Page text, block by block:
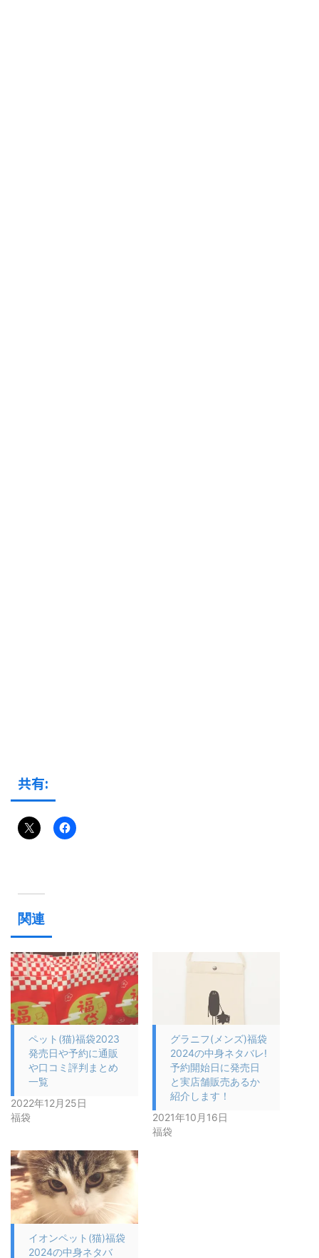
共有:
関連
ペット(猫)福袋2023
発売日や予約に通販
や口コミ評判まとめ
一覧
2022年12月25日
福袋
グラニフ(メンズ)福袋
2024の中身ネタバレ!
予約開始日に発売日
と実店舗販売あるか
紹介します！
2021年10月16日
福袋
イオンペット(猫)福袋
2024の中身ネタバ